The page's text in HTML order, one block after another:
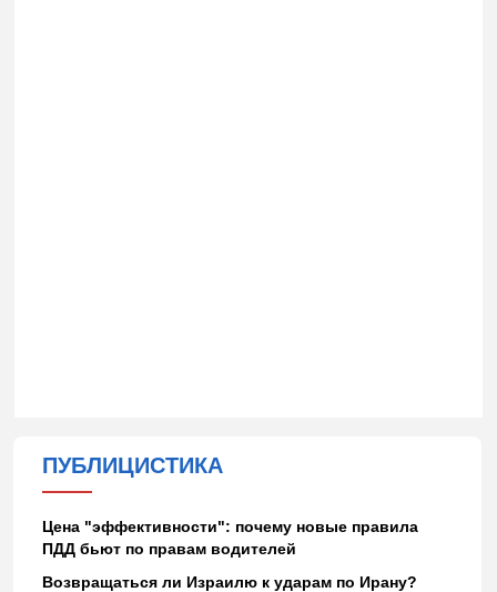
ПУБЛИЦИСТИКА
Цена "эффективности": почему новые правила
ПДД бьют по правам водителей
Возвращаться ли Израилю к ударам по Ирану?